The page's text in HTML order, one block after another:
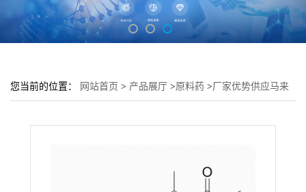
您当前的位置： 网站首页 > 产品展厅 >原料药 >厂家优势供应马来